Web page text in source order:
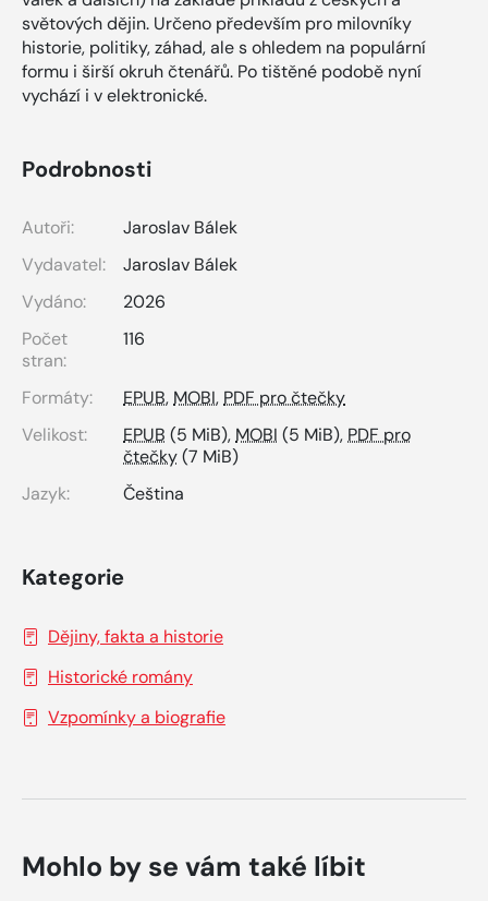
světových dějin. Určeno především pro milovníky
historie, politiky, záhad, ale s ohledem na populární
formu i širší okruh čtenářů. Po tištěné podobě nyní
vychází i v elektronické.
Podrobnosti
Autoři:
Jaroslav Bálek
Vydavatel:
Jaroslav Bálek
Vydáno:
2026
Počet
stran:
116
Formáty: EPUB, MOBI, PDF pro čtečky
Velikost:
EPUB (5 MiB), MOBI (5 MiB), PDF pro
čtečky(7 MiB)
Jazyk:
Čeština
Kategorie
Dějiny, fakta a historie
Historické romány
Vzpomínky a biografie
Mohlo by se vám také líbit